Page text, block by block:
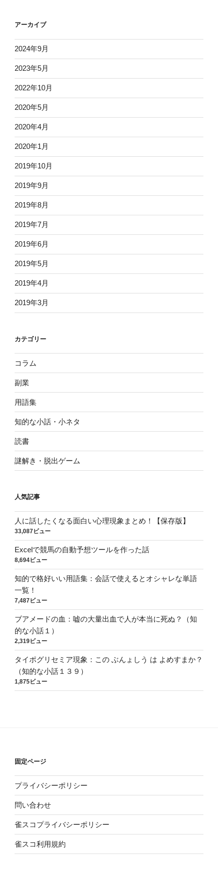
アーカイブ
2024年9月
2023年5月
2022年10月
2020年5月
2020年4月
2020年1月
2019年10月
2019年9月
2019年8月
2019年7月
2019年6月
2019年5月
2019年4月
2019年3月
カテゴリー
コラム
副業
用語集
知的な小話・小ネタ
読書
謎解き・脱出ゲーム
人気記事
人に話したくなる面白い心理現象まとめ！【保存版】
33,087ビュー
Excelで競馬の自動予想ツールを作った話
8,694ビュー
知的で格好いい用語集：会話で使えるとオシャレな単語
一覧！
7,487ビュー
ブアメードの血：嘘の大量出血で人が本当に死ぬ？（知
的な小話１）
2,319ビュー
タイポグリセミア現象：この ぶんょしう は よめすまか？
（知的な小話１３９）
1,875ビュー
固定ページ
プライバシーポリシー
問い合わせ
雀スコプライバシーポリシー
雀スコ利用規約